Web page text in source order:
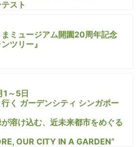
スト
ミュージアム開園20周年記念
ツリー』
～5日
く ガーデンシティ シンガポー
が溶け込む、近未来都市をめぐる
OUR CITY IN A GARDEN”